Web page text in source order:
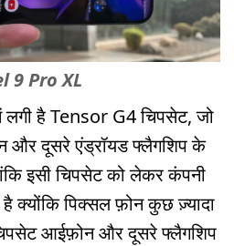
9 Pro XL
लगी है Tensor G4 चिपसेट, जो
और दूसरे एंड्रॉयड फ्लैगशिप के
इसी चिपसेट को लेकर कंपनी
है क्योंकि पिक्सल फ़ोन कुछ ज़्यादा
आईफ़ोन और दूसरे फ्लैगशिप